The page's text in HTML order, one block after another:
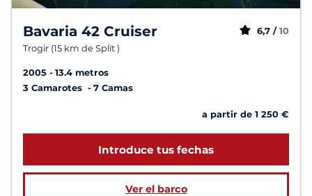
Bavaria 42 Cruiser
Trogir (15 km de Split )
6,7 / 10
2005
13.4 metros
3 Camarotes
7 Camas
a partir de 1 250 €
Introduce tus fechas
Ver el barco